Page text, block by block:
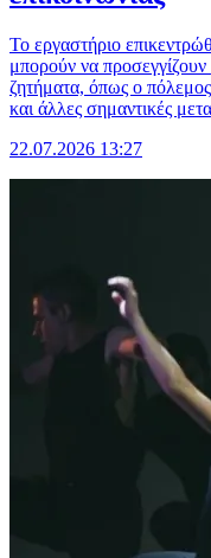
Το εργαστήριο
μπορούν να
ζητήματα, όπως ο
και άλλες σημαντικές
22.07.2026 13:27